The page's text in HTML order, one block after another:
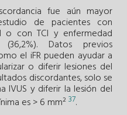
fue aún mayor
de pacientes con
o con TCI y enfermedad
(36,2%). Datos previos
el iFR pueden ayudar a
o diferir lesiones del
discordantes, solo se
IVUS y diferir la lesión del
es > 6 mm²37.